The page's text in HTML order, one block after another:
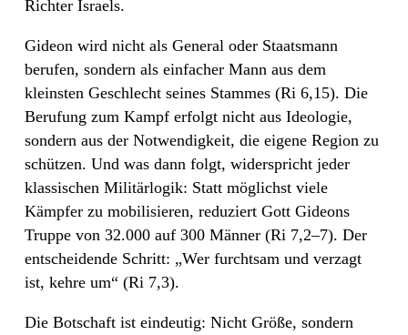
Richter Israels.
Gideon wird nicht als General oder Staatsmann
berufen, sondern als einfacher Mann aus dem
kleinsten Geschlecht seines Stammes (Ri 6,15). Die
Berufung zum Kampf erfolgt nicht aus Ideologie,
sondern aus der Notwendigkeit, die eigene Region zu
schützen. Und was dann folgt, widerspricht jeder
klassischen Militärlogik: Statt möglichst viele
Kämpfer zu mobilisieren, reduziert Gott Gideons
Truppe von 32.000 auf 300 Männer (Ri 7,2–7). Der
entscheidende Schritt: „Wer furchtsam und verzagt
ist, kehre um“ (Ri 7,3).
Die Botschaft ist eindeutig: Nicht Größe, sondern